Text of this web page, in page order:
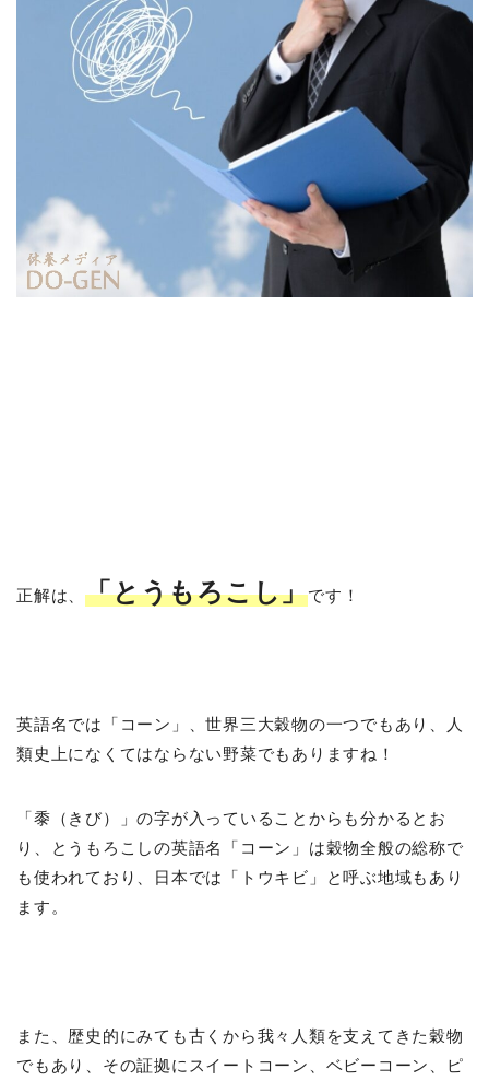
正解は、「とうもろこし」です！
英語名では「コーン」、世界三大穀物の一つでもあり、人
類史上になくてはならない野菜でもありますね！
「黍（きび）」の字が入っていることからも分かるとお
り、とうもろこしの英語名「コーン」は穀物全般の総称で
も使われており、日本では「トウキビ」と呼ぶ地域もあり
ます。
また、歴史的にみても古くから我々人類を支えてきた穀物
でもあり、その証拠にスイートコーン、ベビーコーン、ピ